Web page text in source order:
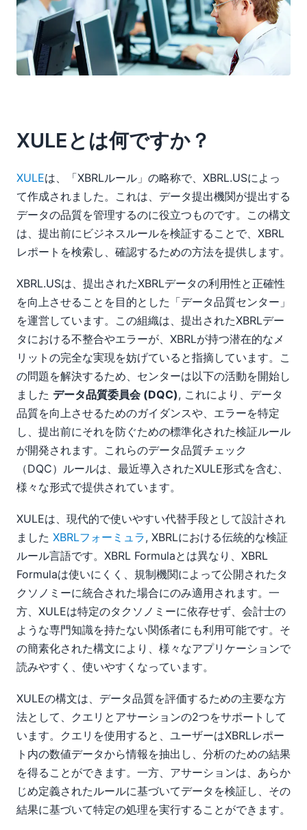
XULEとは何ですか？
XULEは、「XBRLルール」の略称で、XBRL.USによっ
て作成されました。これは、データ提出機関が提出する
データの品質を管理するのに役立つものです。この構文
は、提出前にビジネスルールを検証することで、XBRL
レポートを検索し、確認するための方法を提供します。
XBRL.USは、提出されたXBRLデータの利用性と正確性
を向上させることを目的とした「データ品質センター」
を運営しています。この組織は、提出されたXBRLデー
タにおける不整合やエラーが、XBRLが持つ潜在的なメ
リットの完全な実現を妨げていると指摘しています。こ
の問題を解決するため、センターは以下の活動を開始し
ました データ品質委員会 (DQC), これにより、データ
品質を向上させるためのガイダンスや、エラーを特定
し、提出前にそれを防ぐための標準化された検証ルール
が開発されます。これらのデータ品質チェック
（DQC）ルールは、最近導入されたXULE形式を含む、
様々な形式で提供されています。
XULEは、現代的で使いやすい代替手段として設計され
ました XBRLフォーミュラ, XBRLにおける伝統的な検証
ルール言語です。XBRL Formulaとは異なり、XBRL
Formulaは使いにくく、規制機関によって公開されたタ
クソノミーに統合された場合にのみ適用されます。一
方、XULEは特定のタクソノミーに依存せず、会計士の
ような専門知識を持たない関係者にも利用可能です。そ
の簡素化された構文により、様々なアプリケーションで
読みやすく、使いやすくなっています。
XULEの構文は、データ品質を評価するための主要な方
法として、クエリとアサーションの2つをサポートして
います。クエリを使用すると、ユーザーはXBRLレポー
ト内の数値データから情報を抽出し、分析のための結果
を得ることができます。一方、アサーションは、あらか
じめ定義されたルールに基づいてデータを検証し、その
結果に基づいて特定の処理を実行することができます。